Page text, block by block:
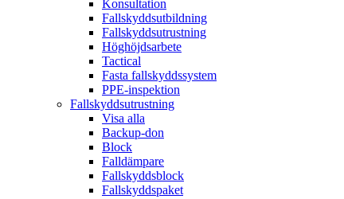
Konsultation
Fallskyddsutbildning
Fallskyddsutrustning
Höghöjdsarbete
Tactical
Fasta fallskyddssystem
PPE-inspektion
Fallskyddsutrustning
Visa alla
Backup-don
Block
Falldämpare
Fallskyddsblock
Fallskyddspaket